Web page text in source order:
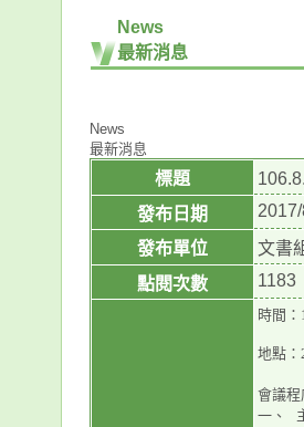
News
最新消息
News
最新消息
標題
發布日期
發布單位
文書
點閱次數
1183
時間
地點：
會議程
一、